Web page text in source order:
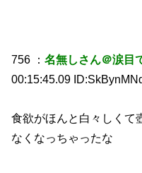
756 ：名無しさん＠涙目
00:15:45.09
食欲がほんと白々しくて
なくなっちゃったな